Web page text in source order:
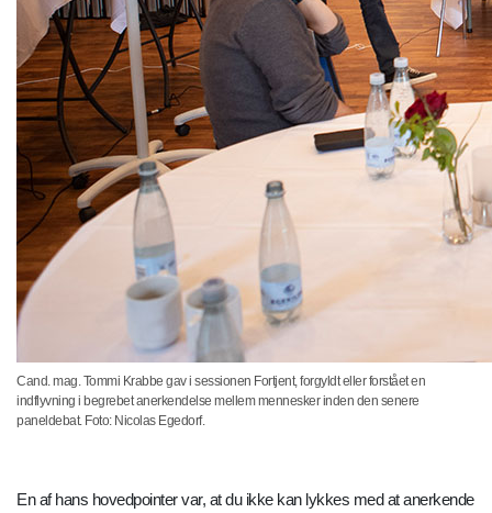
Cand. mag. Tommi Krabbe gav i sessionen Fortjent, forgyldt eller forstået en
indflyvning i begrebet anerkendelse mellem mennesker inden den senere
paneldebat. Foto: Nicolas Egedorf.
En af hans hovedpointer var, at du ikke kan lykkes med at anerkende